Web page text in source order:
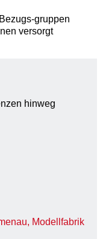
gruppen
versorgt
hinweg
Modellfabrik